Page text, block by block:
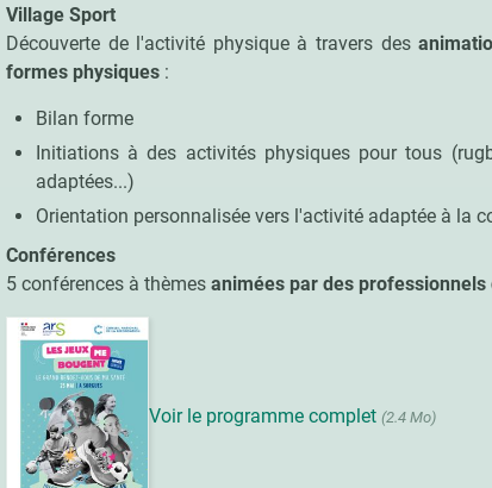
Village Sport
Découverte de l'activité physique à travers des
formes physiques:
Bilan forme
Initiations à des activités physiques pour tous
adaptées...)
Orientation personnalisée vers l'activité adaptée à la
Conférences
5 conférences à thèmes animées par des
Voir le programme complet (2.4 Mo)